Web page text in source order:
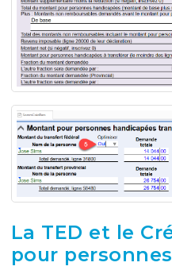
La TED et le
pour